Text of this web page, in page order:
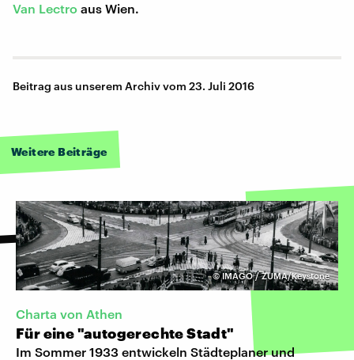
Van Lectro aus Wien.
Beitrag aus unserem Archiv vom 23. Juli 2016
Weitere Beiträge
©IMAGO / ZUMA/Keystone
Charta von Athen
Für eine "autogerechte Stadt"
Im Sommer 1933 entwickeln Städteplaner und